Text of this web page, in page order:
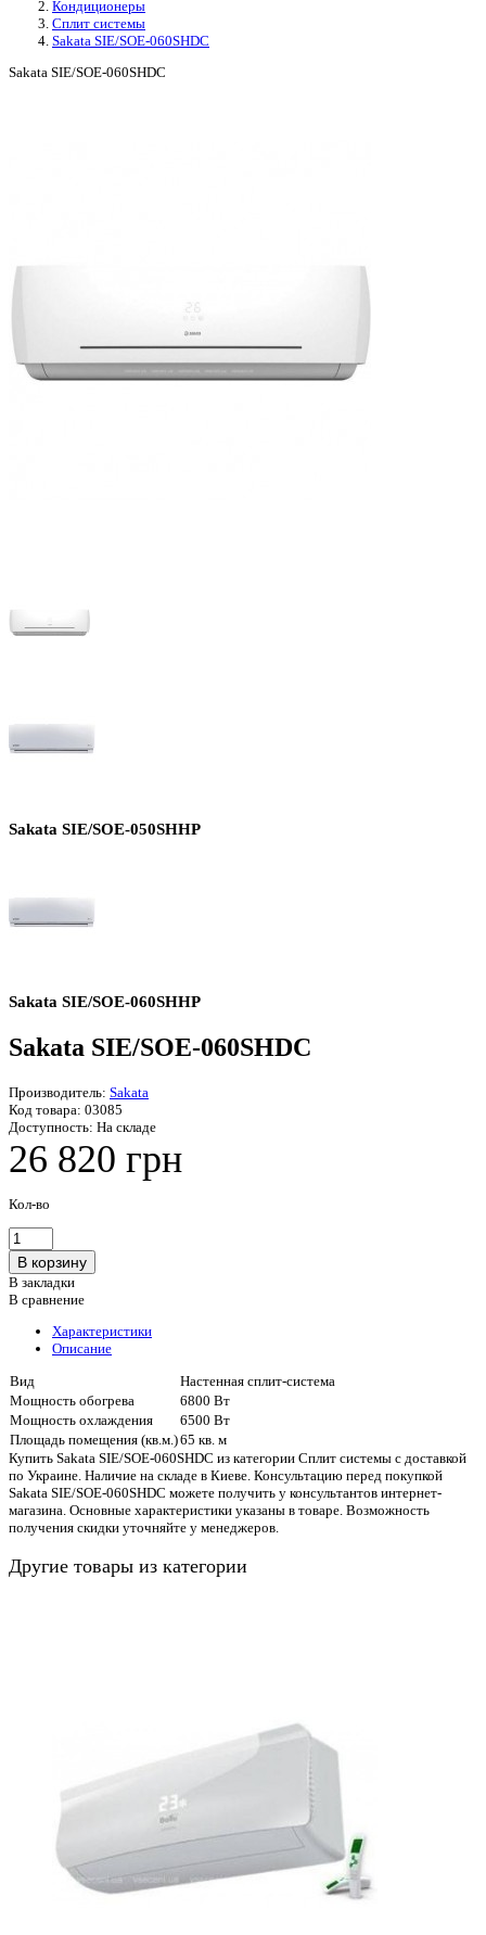
Кондиционеры
Сплит системы
Sakata SIE/SOE-060SHDC
Sakata SIE/SOE-060SHDC
Sakata SIE/SOE-050SHHP
Sakata SIE/SOE-060SHHP
Sakata SIE/SOE-060SHDC
Производитель: Sakata
Код товара: 03085
Доступность: На складе
26 820 грн
Кол-во
В закладки
В сравнение
Характеристики
Описание
Вид
Настенная сплит-система
Мощность обогрева
6800 Вт
Мощность охлаждения
6500 Вт
Площадь помещения (кв.м.)65 кв. м
Купить Sakata SIE/SOE-060SHDC из категории Сплит системы с доставкой
по Украине. Наличие на складе в Киеве. Консультацию перед покупкой
Sakata SIE/SOE-060SHDC можете получить у консультантов интернет-
магазина. Основные характеристики указаны в товаре. Возможность
получения скидки уточняйте у менеджеров.
Другие товары из категории